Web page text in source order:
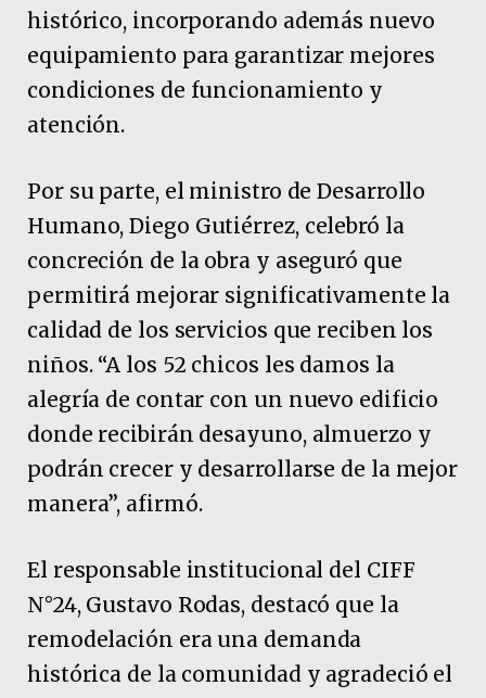
histórico, incorporando además nuevo
equipamiento para garantizar mejores
condiciones de funcionamiento y
atención.
Por su parte, el ministro de Desarrollo
Humano, Diego Gutiérrez, celebró la
concreción de la obra y aseguró que
permitirá mejorar significativamente la
calidad de los servicios que reciben los
niños. “A los 52 chicos les damos la
alegría de contar con un nuevo edificio
donde recibirán desayuno, almuerzo y
podrán crecer y desarrollarse de la mejor
manera”, afirmó.
El responsable institucional del CIFF
N°24, Gustavo Rodas, destacó que la
remodelación era una demanda
histórica de la comunidad y agradeció el